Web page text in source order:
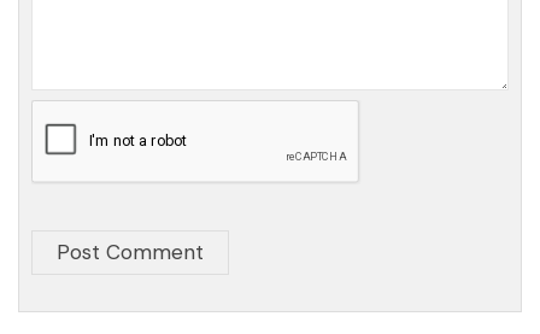
Post Comment